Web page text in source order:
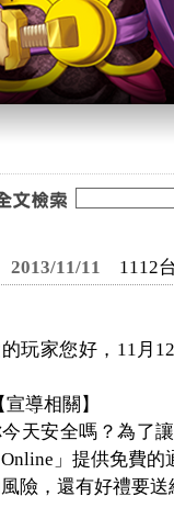
2013/11/11 1112
玩家您好，11月
宣導相關】
天安全嗎？為了
」提供免費
險，還有好禮要送